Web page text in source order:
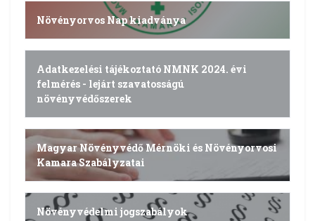
Növényorvos Nap kiadványa
Adatkezelési tájékoztató NMNK 2024. évi
felmérés - lejárt szavatosságú
növényvédőszerek
Magyar Növényvédő Mérnöki és Növényorvosi
Kamara Szabályzatai
Növényvédelmi jogszabályok